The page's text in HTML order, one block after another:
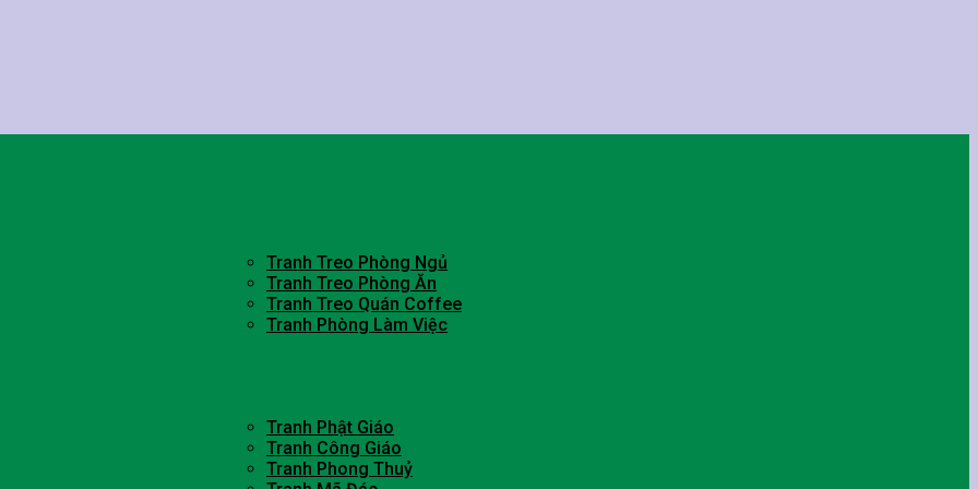
Tranh Treo Phòng Ngủ
Tranh Treo Phòng Ăn
Tranh Treo Quán Coffee
Tranh Phòng Làm Việc
Tranh Phật Giáo
Tranh Công Giáo
Tranh Phong Thuỷ